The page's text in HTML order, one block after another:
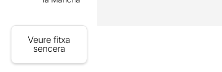
Veure fitxa
sencera